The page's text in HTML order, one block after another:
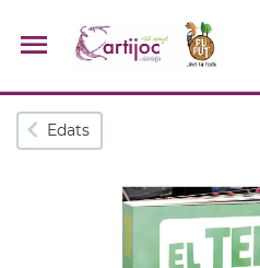
Cerques populars
parquing
Edats